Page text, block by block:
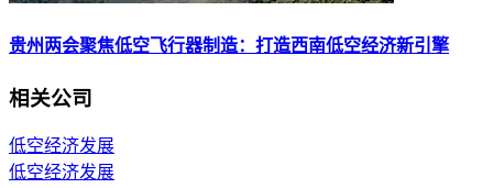
贵州两会聚焦低空飞行器制造：打造西南低空经济新引擎
相关公司
低空经济发展
低空经济发展